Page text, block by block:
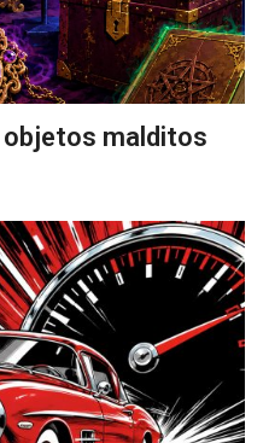
malditos